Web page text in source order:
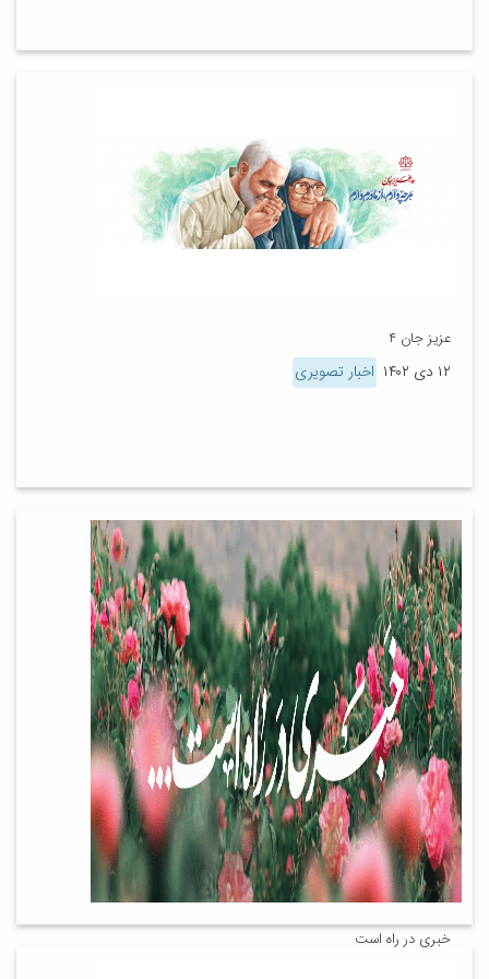
عزیز جان ۴
۱۲ دی ۱۴۰۲ اخبار تصویری
خبری در راه است